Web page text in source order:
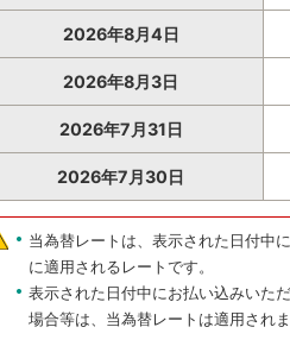
2026年8月4日
2026年8月3日
2026年7月31日
2026年7月30日
当為替レートは、表示された日付中
に適用されるレートです。
表示された日付中にお払い込みいた
場合等は、当為替レートは適用され